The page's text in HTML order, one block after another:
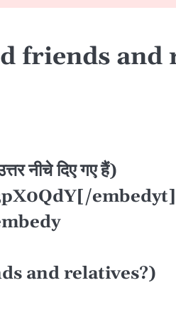
friends and
नीचे दिए गए हैं)
embedyt]
relatives?)